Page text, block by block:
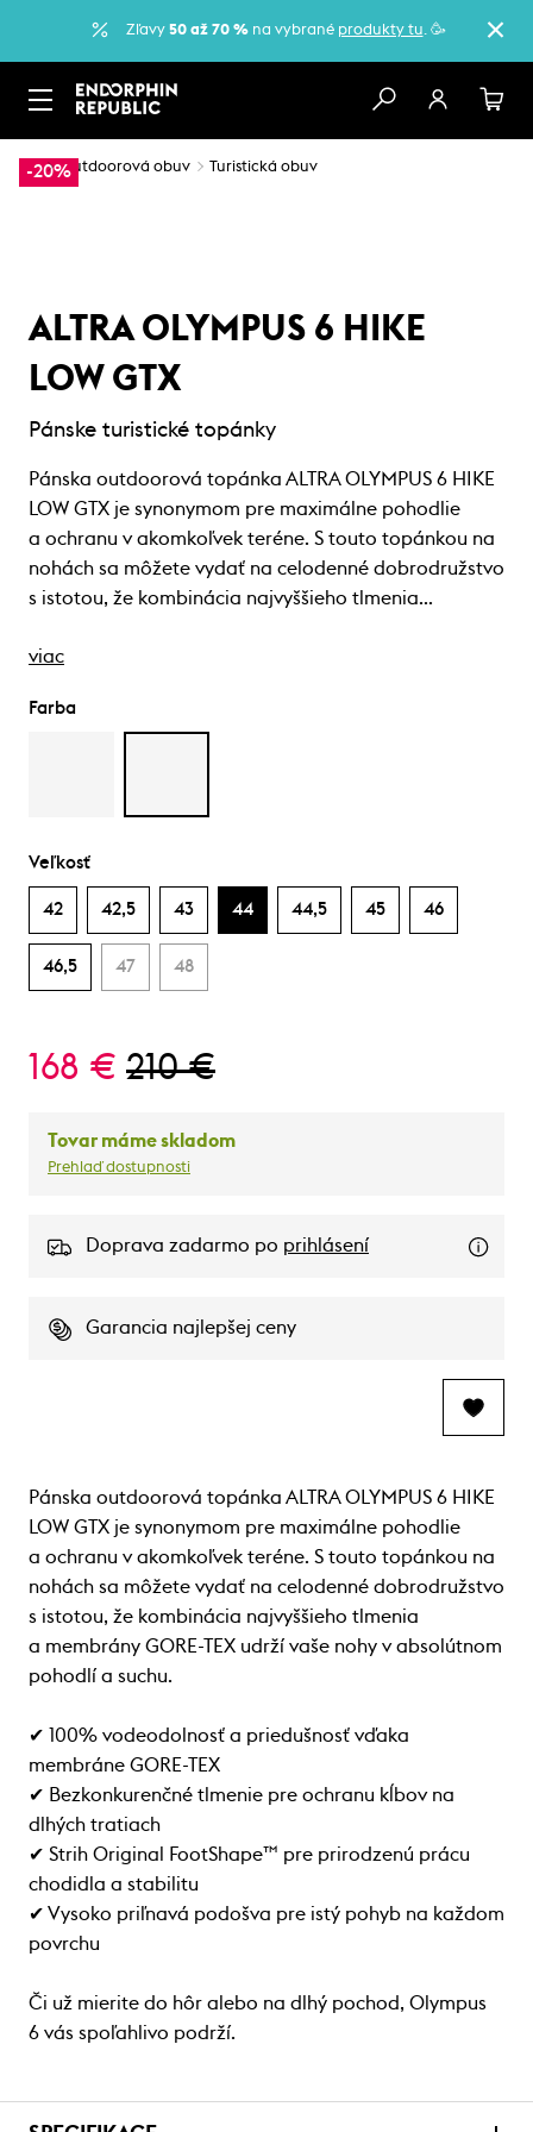
Zľavy 50 až 70 %na vybrané produkty tu. 🥳
-20%
… Outdoorová obuv Turistická obuv
ALTRA OLYMPUS 6 HIKE
LOW GTX
Pánske turistické topánky
Pánska outdoorová topánka ALTRA OLYMPUS 6 HIKE
LOW GTX je synonymom pre maximálne pohodlie
a ochranu v akomkoľvek teréne. S touto topánkou na
nohách sa môžete vydať na celodenné dobrodružstvo
s istotou, že kombinácia najvyššieho tlmenia…
viac
Farba
Veľkosť
42 42,5 43 44 44,5 45 46
46,5 47 48
168 € 210 €
Tovar máme skladom
Prehlaď dostupnosti
Doprava zadarmo po prihlásení
Garancia najlepšej ceny
Pánska outdoorová topánka ALTRA OLYMPUS 6 HIKE
LOW GTX je synonymom pre maximálne pohodlie
a ochranu v akomkoľvek teréne. S touto topánkou na
nohách sa môžete vydať na celodenné dobrodružstvo
s istotou, že kombinácia najvyššieho tlmenia
a membrány GORE-TEX udrží vaše nohy v absolútnom
pohodlí a suchu.
✔ 100% vodeodolnosť a priedušnosť vďaka
membráne GORE-TEX
✔ Bezkonkurenčné tlmenie pre ochranu kĺbov na
dlhých tratiach
✔ Strih Original FootShape™ pre prirodzenú prácu
chodidla a stabilitu
✔ Vysoko priľnavá podošva pre istý pohyb na každom
povrchu
Či už mierite do hôr alebo na dlhý pochod, Olympus
6 vás spoľahlivo podrží.